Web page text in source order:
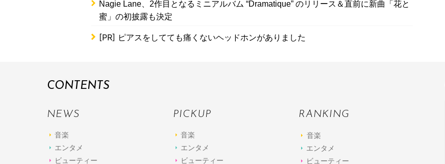
Nagie Lane、2作目となるミニアルバム “Dramatique” のリリース＆直前に新曲「花と
蜜」の初披露も決定
[PR] ピアスをしてても痛くないヘッドホンがありました
CONTENTS
NEWS
音楽
エンタメ
ビューティー
PICKUP
音楽
エンタメ
ビューティー
RANKING
音楽
エンタメ
ビューティー